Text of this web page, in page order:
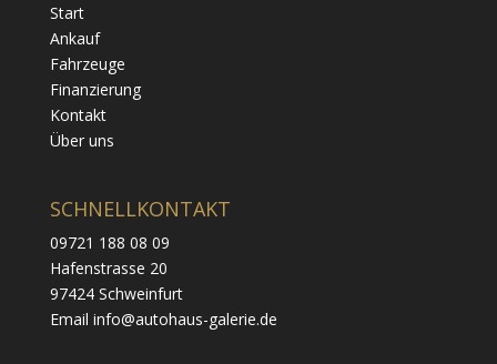
Start
Ankauf
Fahrzeuge
Finanzierung
Kontakt
Über uns
SCHNELLKONTAKT
09721 188 08 09
Hafenstrasse 20
97424 Schweinfurt
Email info@autohaus-galerie.de